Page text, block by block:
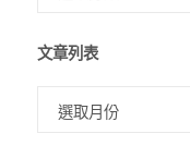
文章列表